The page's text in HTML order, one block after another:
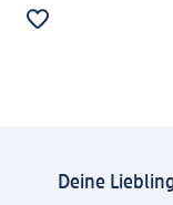
Deine